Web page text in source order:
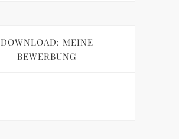
DOWNLOAD: MEINE
BEWERBUNG